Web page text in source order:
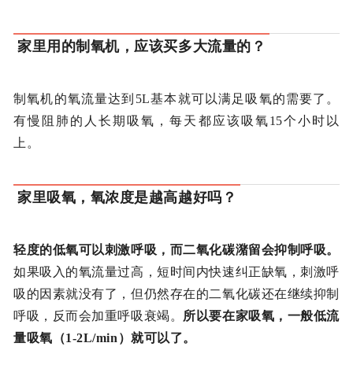
家里用的制氧机，应该买多大流量的？
制氧机的氧流量达到5L基本就可以满足吸氧的需要了。
有慢阻肺的人长期吸氧，每天都应该吸氧15个小时以
上。
家里吸氧，氧浓度是越高越好吗？
轻度的低氧可以刺激呼吸，而二氧化碳潴留会抑制呼吸。
如果吸入的氧流量过高，短时间内快速纠正缺氧，刺激呼
吸的因素就没有了，但仍然存在的二氧化碳还在继续抑制
呼吸，反而会加重呼吸衰竭。
所以要在家吸氧，一般低流
量吸氧（1-2L/min）就可以了。